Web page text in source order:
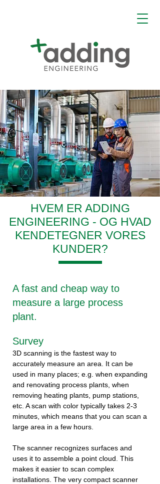
HVEM ER ADDING
ENGINEERING - OG HVAD
KENDETEGNER VORES
KUNDER?
A fast and cheap way to
measure a large process
plant.
Survey
3D scanning is the fastest way to
accurately measure an area. It can be
used in many places; e.g. when expanding
and renovating process plants, when
removing heating plants, pump stations,
etc. A scan with color typically takes 2-3
minutes, which means that you can scan a
large area in a few hours.
The scanner recognizes surfaces and
uses it to assemble a point cloud. This
makes it easier to scan complex
installations. The very compact scanner